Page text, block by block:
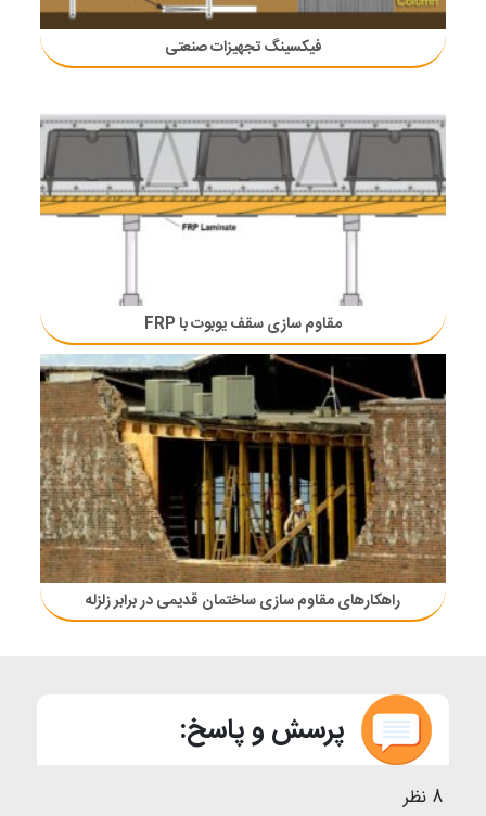
فیکسینگ تجهیزات صنعتی
مقاوم سازی سقف یوبوت با FRP
راهکارهای مقاوم سازی ساختمان قدیمی در برابر زلزله
پرسش و پاسخ:
8 نظر